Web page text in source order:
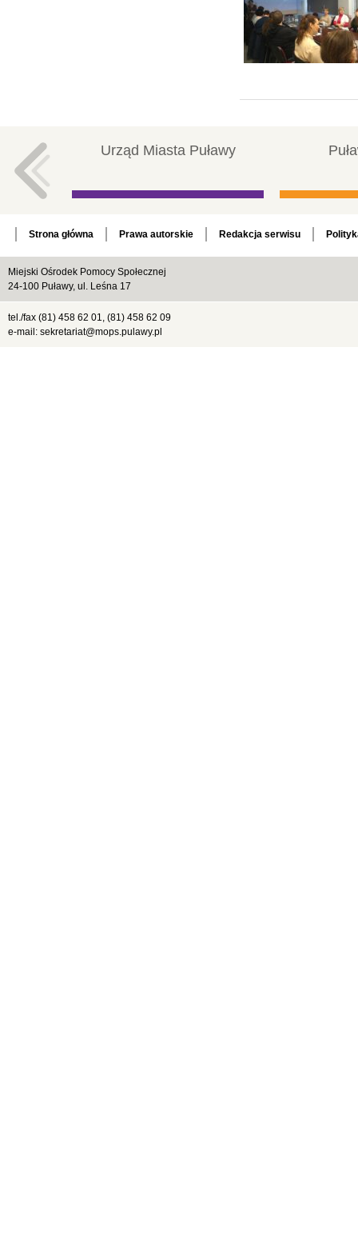
Urząd Miasta Puławy
Strona główna Prawa autorskie Redakcja serwisu
Miejski Ośrodek Pomocy Społecznej
24-100 Puławy, ul. Leśna 17
tel./fax (81) 458 62 01, (81) 458 62 09
e-mail: sekretariat@mops.pulawy.pl